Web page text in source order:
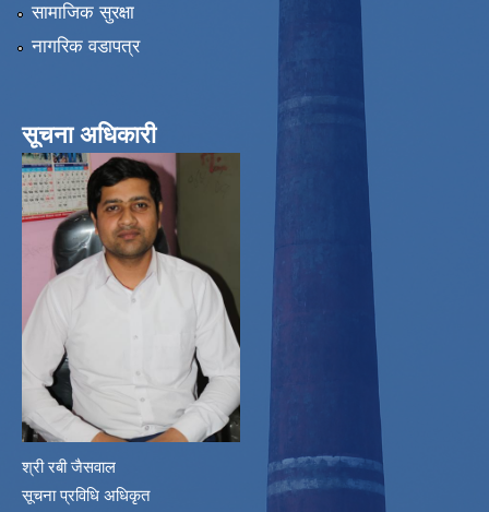
सामाजिक सुरक्षा
नागरिक वडापत्र
सूचना अधिकारी
श्री रबी जैसवाल
सूचना प्रविधि अधिकृत